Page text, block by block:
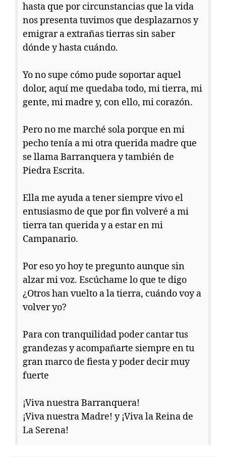
hasta que por circunstancias que la vida
nos presenta tuvimos que desplazarnos y
emigrar a extrañas tierras sin saber
dónde y hasta cuándo.
Yo no supe cómo pude soportar aquel
dolor, aquí me quedaba todo, mi tierra, mi
gente, mi madre y, con ello, mi corazón.
Pero no me marché sola porque en mi
pecho tenía a mi otra querida madre que
se llama Barranquera y también de
Piedra Escrita.
Ella me ayuda a tener siempre vivo el
entusiasmo de que por fin volveré a mi
tierra tan querida y a estar en mi
Campanario.
Por eso yo hoy te pregunto aunque sin
alzar mi voz. Escúchame lo que te digo
¿Otros han vuelto a la tierra, cuándo voy a
volver yo?
Para con tranquilidad poder cantar tus
grandezas y acompañarte siempre en tu
gran marco de fiesta y poder decir muy
fuerte
¡Viva nuestra Barranquera!
¡Viva nuestra Madre! y ¡Viva la Reina de
La Serena!